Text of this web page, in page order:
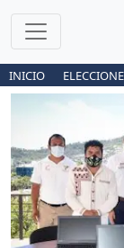
INICIO